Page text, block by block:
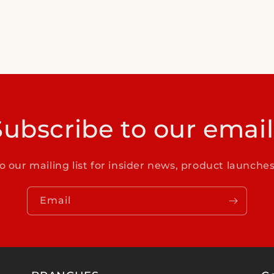
to our
our mailing list for insider news, product
Email